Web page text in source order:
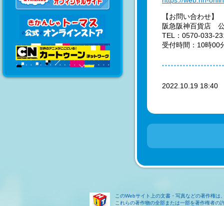
【お問い合わせ】
阪急阪神百貨店
TEL：0570-033-
受付時間：10時00
2022.10.19
このWebサイト上の文書・写真などの著作権
これらの著作物の全部または一部を著作権者の